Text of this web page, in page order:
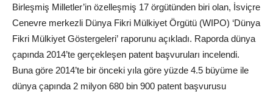
Birleşmiş Milletler’in özelleşmiş 17 örgütünden biri olan, İsviçre
Cenevre merkezli Dünya Fikri Mülkiyet Örgütü (WIPO) ‘Dünya
Fikri Mülkiyet Göstergeleri’ raporunu açıkladı. Raporda dünya
çapında 2014’te gerçekleşen patent başvuruları incelendi.
Buna göre 2014’te bir önceki yıla göre yüzde 4.5 büyüme ile
dünya çapında 2 milyon 680 bin 900 patent başvurusu